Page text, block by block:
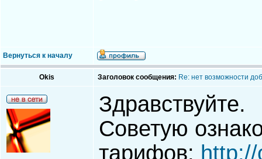
Вернуться к началу
Okis Заголовок сообщения: Re: нет возможности
Здравствуйте.
Советую
тарифов: